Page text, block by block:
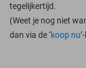
tegelijkertijd.
(Weet je nog niet
dan via de ‘koop nu